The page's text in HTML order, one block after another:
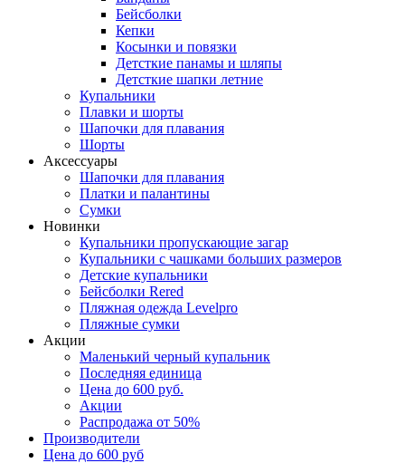
Бейсболки
Кепки
Косынки и повязки
Детсткие панамы и шляпы
Детсткие шапки летние
Купальники
Плавки и шорты
Шапочки для плавания
Шорты
Аксессуары
Шапочки для плавания
Платки и палантины
Сумки
Новинки
Купальники пропускающие загар
Купальники с чашками больших размеров
Детские купальники
Бейсболки Rered
Пляжная одежда Levelpro
Пляжные сумки
Акции
Маленький черный купальник
Последняя единица
Цена до 600 руб.
Акции
Распродажа от 50%
Производители
Цена до 600 руб